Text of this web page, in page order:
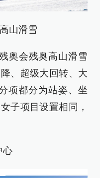
山滑雪
奥会残奥高山滑雪
、超级大回转、大
项都分为站姿、坐
子项目设置相同，
心